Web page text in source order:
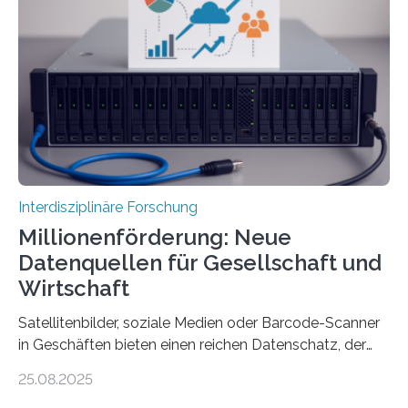
im Mittelmeerraum der Eisenzeit. Zum ersten Mal hat
ein interdisziplinäres Forscherteam eine umfassende
Analyse der Herstellung, Technologie und Inhalte von
51 keramischen Ölgefäßen aus der phönizischen
Siedlung Mozia auf…
Interdisziplinäre Forschung
Millionenförderung: Neue
Datenquellen für Gesellschaft und
Wirtschaft
Satellitenbilder, soziale Medien oder Barcode-Scanner
in Geschäften bieten einen reichen Datenschatz, der
wird. Neue KI-gestützte Methoden helfen hier bei der
25.08.2025